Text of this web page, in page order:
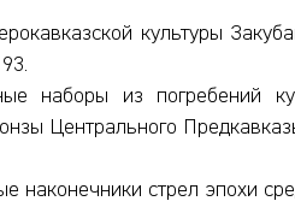
культуры
наборы из погребений
Центрального
наконечники стрел эпохи